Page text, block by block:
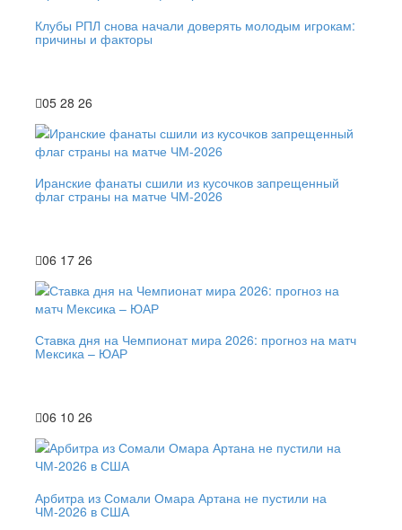
Клубы РПЛ снова начали доверять молодым игрокам:
причины и факторы
05 28 26
Иранские фанаты сшили из кусочков запрещенный
флаг страны на матче ЧМ-2026
06 17 26
Ставка дня на Чемпионат мира 2026: прогноз на матч
Мексика – ЮАР
06 10 26
Арбитра из Сомали Омара Артана не пустили на
ЧМ-2026 в США